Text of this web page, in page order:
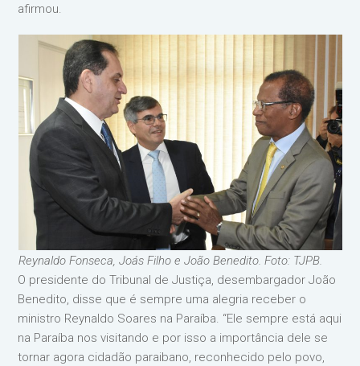
afirmou.
Reynaldo Fonseca, Joás Filho e João Benedito. Foto: TJPB.
O presidente do Tribunal de Justiça, desembargador João
Benedito, disse que é sempre uma alegria receber o
ministro Reynaldo Soares na Paraíba. “Ele sempre está aqui
na Paraíba nos visitando e por isso a importância dele se
tornar agora cidadão paraibano, reconhecido pelo povo,